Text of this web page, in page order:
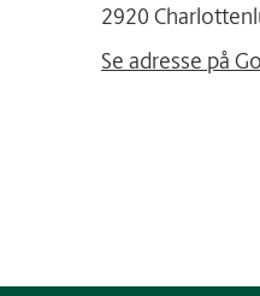
2920
Se adresse på